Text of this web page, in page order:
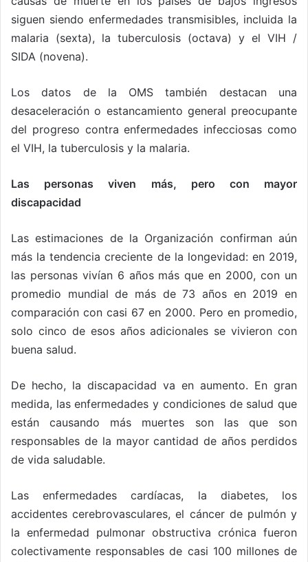
siguen siendo enfermedades transmisibles, incluida la
malaria (sexta), la tuberculosis (octava) y el VIH /
SIDA (novena).
Los datos de la OMS también destacan una
desaceleración o estancamiento general preocupante
del progreso contra enfermedades infecciosas como
el VIH, la tuberculosis y la malaria.
Las personas viven más, pero con mayor
discapacidad
Las estimaciones de la Organización confirman aún
más la tendencia creciente de la longevidad: en 2019,
las personas vivían 6 años más que en 2000, con un
promedio mundial de más de 73 años en 2019 en
comparación con casi 67 en 2000. Pero en promedio,
solo cinco de esos años adicionales se vivieron con
buena salud.
De hecho, la discapacidad va en aumento. En gran
medida, las enfermedades y condiciones de salud que
están causando más muertes son las que son
responsables de la mayor cantidad de años perdidos
de vida saludable.
Las enfermedades cardíacas, la diabetes, los
accidentes cerebrovasculares, el cáncer de pulmón y
la enfermedad pulmonar obstructiva crónica fueron
colectivamente responsables de casi 100 millones de